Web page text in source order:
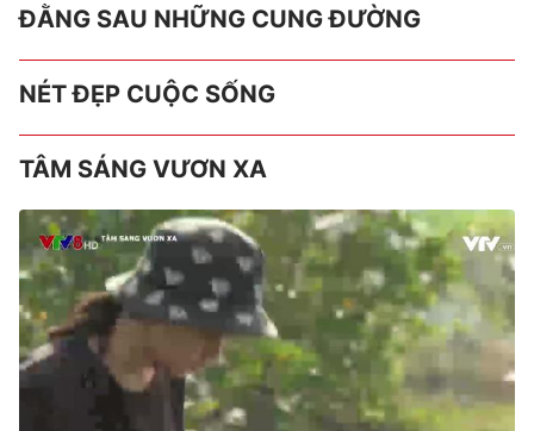
ĐẰNG SAU NHỮNG CUNG ĐƯỜNG
NÉT ĐẸP CUỘC SỐNG
TÂM SÁNG VƯƠN XA